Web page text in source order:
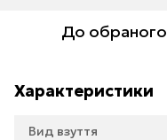
До обраного
Характеристики
Вид взуття